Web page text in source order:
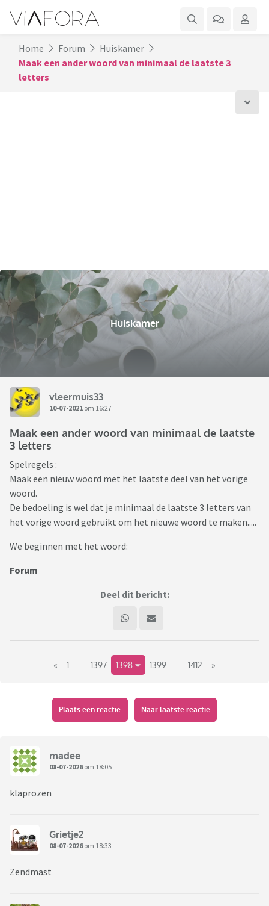
Home Forum
Huiskamer
Maak een ander woord van minimaal de laatste 3
letters
Huiskamer
vleermuis33
10-07-2021 om 16:27
Maak een ander woord van minimaal de laatste
3 letters
Spelregels :
Maak een nieuw woord met het laatste deel van het vorige
woord.
De bedoeling is wel dat je minimaal de laatste 3 letters van
het vorige woord gebruikt om het nieuwe woord te maken.....
We beginnen met het woord:
Forum
Deel dit bericht:
« 1 1397 1398 1399 1412 »
Plaats een reactie Naar laatste reactie
madee
08-07-2026om 18:05
klaprozen
Grietje2
08-07-2026om 18:33
Zendmast